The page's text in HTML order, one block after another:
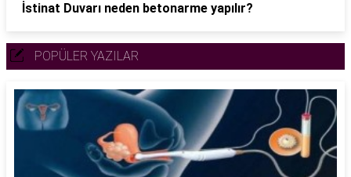
İstinat Duvarı neden betonarme yapılır?
POPÜLER YAZILAR